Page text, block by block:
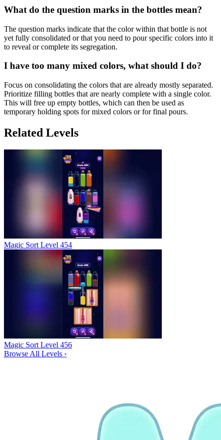
What do the question marks in the bottles mean?
The question marks indicate that the color within that bottle is not
yet fully consolidated or that you need to pour specific colors into it
to reveal or complete its segregation.
I have too many mixed colors, what should I do?
Focus on consolidating the colors that are already mostly separated.
Prioritize filling bottles that are nearly complete with a single color.
This will free up empty bottles, which can then be used as
temporary holding spots for mixed colors or for final pours.
Related Levels
Magic Sort Level 454
Magic Sort Level 456
Browse All Levels ›